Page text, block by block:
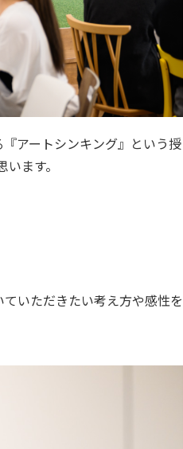
アートシンキング』という授
ます。
いただきたい考え方や感性を